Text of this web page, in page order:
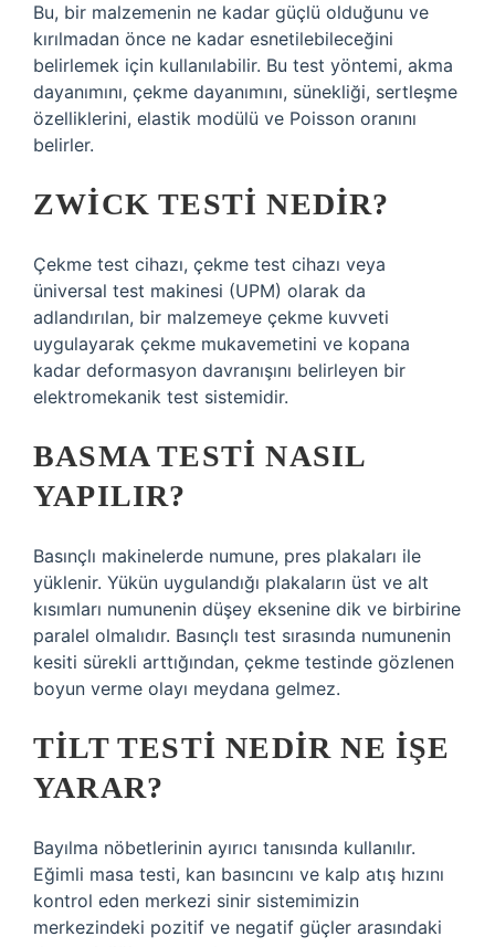
Bu, bir malzemenin ne kadar güçlü olduğunu ve
kırılmadan önce ne kadar esnetilebileceğini
belirlemek için kullanılabilir. Bu test yöntemi, akma
dayanımını, çekme dayanımını, sünekliği, sertleşme
özelliklerini, elastik modülü ve Poisson oranını
belirler.
ZWICK TESTI NEDIR?
Çekme test cihazı, çekme test cihazı veya
üniversal test makinesi (UPM) olarak da
adlandırılan, bir malzemeye çekme kuvveti
uygulayarak çekme mukavemetini ve kopana
kadar deformasyon davranışını belirleyen bir
elektromekanik test sistemidir.
BASMA TESTI NASIL
YAPILIR?
Basınçlı makinelerde numune, pres plakaları ile
yüklenir. Yükün uygulandığı plakaların üst ve alt
kısımları numunenin düşey eksenine dik ve birbirine
paralel olmalıdır. Basınçlı test sırasında numunenin
kesiti sürekli arttığından, çekme testinde gözlenen
boyun verme olayı meydana gelmez.
TILT TESTI NEDIR NE IŞE
YARAR?
Bayılma nöbetlerinin ayırıcı tanısında kullanılır.
Eğimli masa testi, kan basıncını ve kalp atış hızını
kontrol eden merkezi sinir sistemimizin
merkezindeki pozitif ve negatif güçler arasındaki